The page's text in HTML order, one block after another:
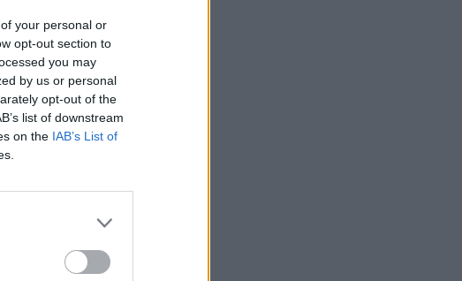
your personal or
opt-out section to
you may
by us or personal
opt-out of the
list of downstream
on the IAB’s List of